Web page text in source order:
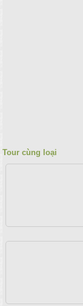
Tour cùng loại